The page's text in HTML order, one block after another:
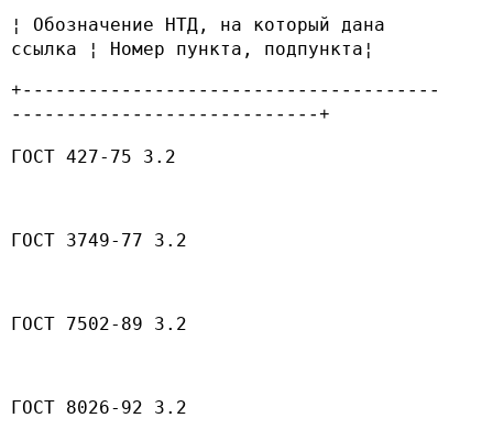
¦ Обозначение НТД, на который дана
ссылка ¦ Номер пункта, подпункта¦
+--------------------------------------
----------------------------+
ГОСТ 427-75 3.2
ГОСТ 3749-77 3.2
ГОСТ 7502-89 3.2
ГОСТ 8026-92 3.2